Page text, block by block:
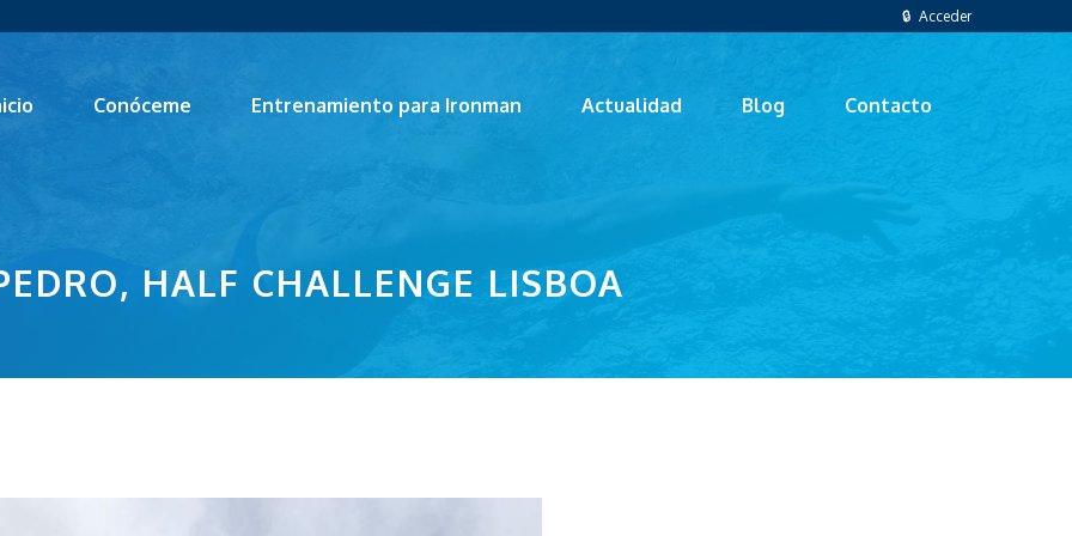
🔒 Acceder
Conóceme Entrenamiento para Ironman Actualidad Blog Contacto
HALF CHALLENGE LISBOA